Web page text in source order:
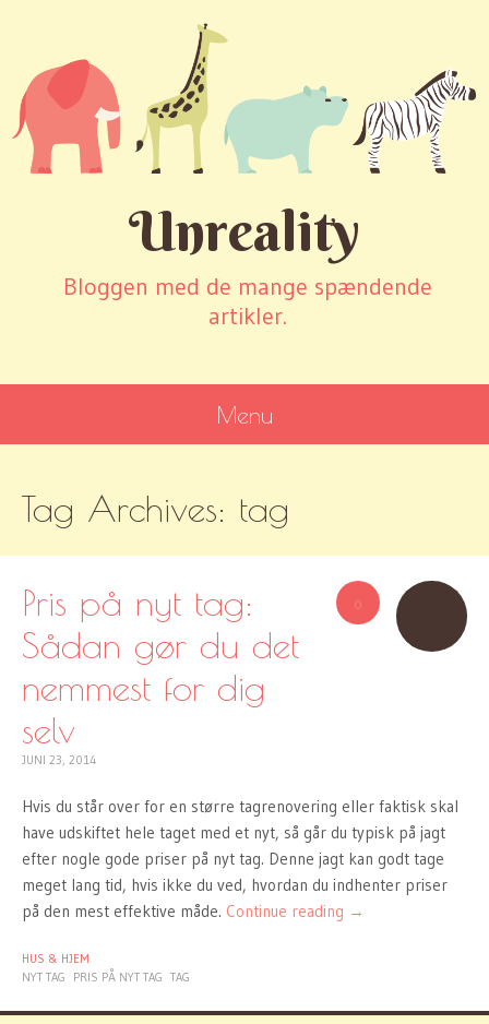
Unreality
Bloggen med de mange spændende
artikler.
Menu
TO
CONTENT
Tag Archives: tag
0
Pris på nyt tag:
Sådan gør du det
nemmest for dig
selv
JUNI 23, 2014
Hvis du står over for en større tagrenovering eller faktisk skal
have udskiftet hele taget med et nyt, så går du typisk på jagt
efter nogle gode priser på nyt tag. Denne jagt kan godt tage
meget lang tid, hvis ikke du ved, hvordan du indhenter priser
på den mest effektive måde. Continue reading →
HUS & HJEM
NYT TAG
PRIS PÅ NYT TAG TAG